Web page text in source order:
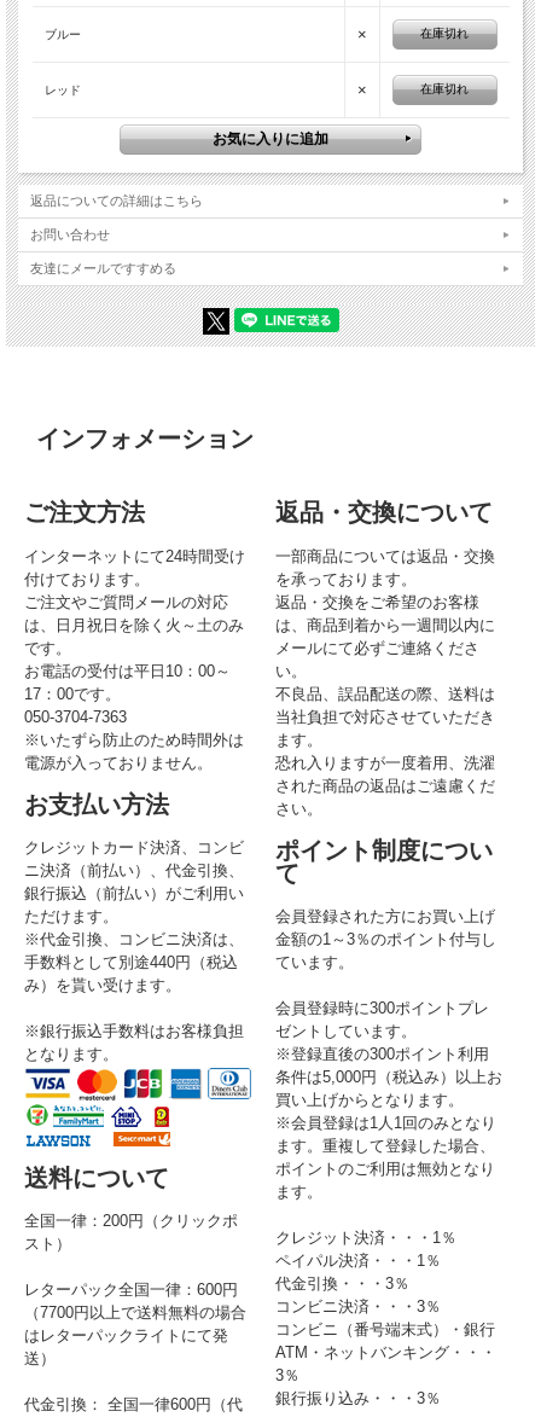
ブルー × 在庫切れ
レッド × 在庫切れ
返品についての詳細はこちら
お問い合わせ
友達にメールですすめる
インフォメーション
ご注文方法
インターネットにて24時間受け
付けております。
ご注文やご質問メールの対応
は、日月祝日を除く火～土のみ
です。
お電話の受付は平日10：00～
17：00です。
050-3704-7363
※いたずら防止のため時間外は
電源が入っておりません。
お支払い方法
クレジットカード決済、コンビ
ニ決済（前払い）、代金引換、
銀行振込（前払い）がご利用い
ただけます。
※代金引換、コンビニ決済は、
手数料として別途440円（税込
み）を貰い受けます。
※銀行振込手数料はお客様負担
となります。
送料について
全国一律：200円（クリックポ
スト）
レターパック全国一律：600円
（7700円以上で送料無料の場合
はレターパックライトにて発
送）
代金引換： 全国一律600円（代
返品・交換について
一部商品については返品・交換
を承っております。
返品・交換をご希望のお客様
は、商品到着から一週間以内に
メールにて必ずご連絡くださ
い。
不良品、誤品配送の際、送料は
当社負担で対応させていただき
ます。
恐れ入りますが一度着用、洗濯
された商品の返品はご遠慮くだ
さい。
ポイント制度につい
て
会員登録された方にお買い上げ
金額の1～3％のポイント付与し
ています。
会員登録時に300ポイントプレ
ゼントしています。
※登録直後の300ポイント利用
条件は5,000円（税込み）以上お
買い上げからとなります。
※会員登録は1人1回のみとなり
ます。重複して登録した場合、
ポイントのご利用は無効となり
ます。
クレジット決済・・・1％
ペイパル決済・・・1％
代金引換・・・3％
コンビニ決済・・・3％
コンビニ（番号端末式）・銀行
ATM・ネットバンキング・・・
3％
銀行振り込み・・・3％